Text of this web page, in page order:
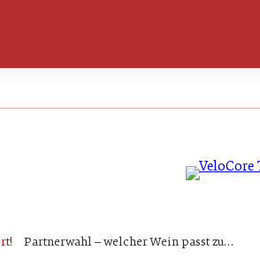
Partnerwahl – welcher Wein passt zu…